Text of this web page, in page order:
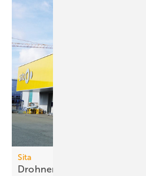
Sita
Drohnen-Service für